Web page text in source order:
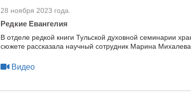
28 ноября 2023 года.
Редкие Евангелия
В отделе редкой книги Тульской духовной семинарии
сюжете рассказала научный сотрудник Марина Михалева.
Видео